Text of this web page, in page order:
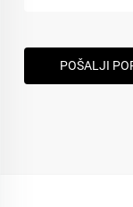
POŠALJI